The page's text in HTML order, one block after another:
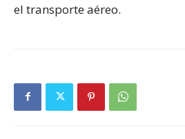
el transporte aéreo.